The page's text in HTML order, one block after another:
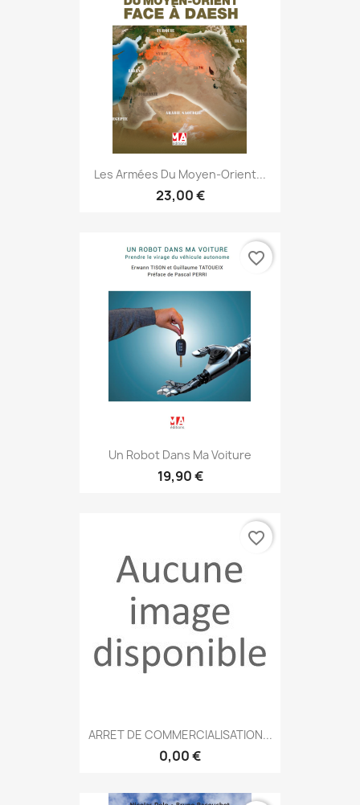
Les Armées Du Moyen-Orient...
23,00 €
Un Robot Dans Ma Voiture
19,90 €
favorite_border
ARRET DE COMMERCIALISATION...
0,00 €
favorite_border